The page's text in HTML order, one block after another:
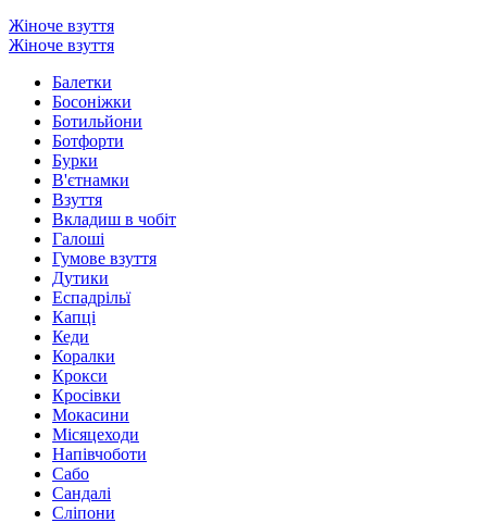
Жіноче взуття
Жіноче взуття
Балетки
Босоніжки
Ботильйони
Ботфорти
Бурки
В'єтнамки
Взуття
Вкладиш в чобіт
Галоші
Гумове взуття
Дутики
Еспадрільї
Капці
Кеди
Коралки
Крокси
Кросівки
Мокасини
Місяцеходи
Напівчоботи
Сабо
Сандалі
Сліпони